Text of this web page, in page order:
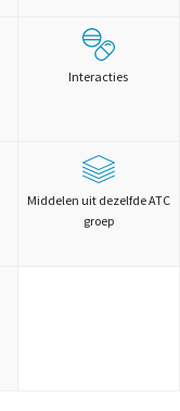
Interacties
Middelen uit dezelfde ATC
groep